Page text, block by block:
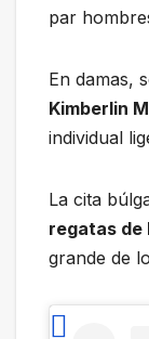
par
En damas,
Kimberlin
individual
La cita
regatas de
grande de